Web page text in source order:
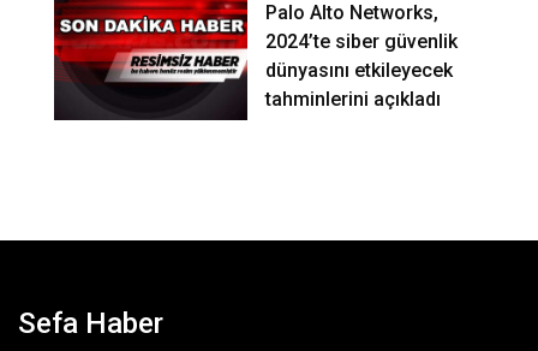
Palo Alto Networks,
2024’te siber güvenlik
dünyasını etkileyecek
tahminlerini açıkladı
Sefa Haber